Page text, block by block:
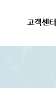
고객센터